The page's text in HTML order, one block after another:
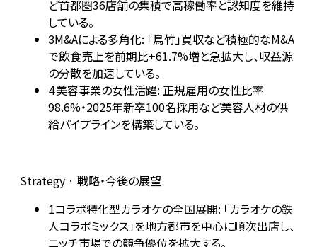
ど首都圏36店舗の集積で高稼働率と認知度を維持
している。
3M&Aによる多角化: 「鳥竹」買収など積極的なM&A
で飲食売上を前期比+61.7%増と急拡大し、収益源
の分散を加速している。
4美容事業の女性活躍: 正規雇用の女性比率
98.6%・2025年新卒100名採用など美容人材の供
給パイプラインを構築している。
Strategy · 戦略・今後の展望
1コラボ特化型カラオケの全国展開: 「カラオケの鉄
人コラボミックス」を地方都市を中心に順次出店し、
ニッチ市場での競争優位を拡大する。